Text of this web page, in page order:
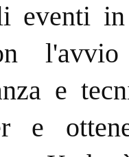
eventi
e
e